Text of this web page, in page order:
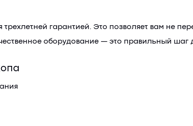
трехлетней гарантией. Это позволяет вам не
оборудование — это правильный